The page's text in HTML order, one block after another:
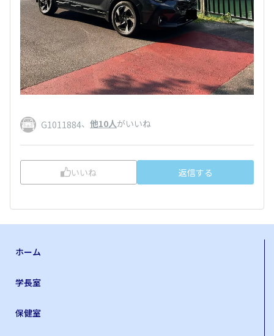
G1011884、 他10人がいいね
いいね 返信する
ホーム
学長室
保健室